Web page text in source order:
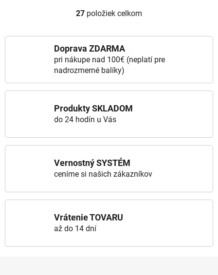
Ovládacie prvky výpisu
27 položiek celkom
Doprava ZDARMA
pri nákupe nad 100€ (neplatí pre
nadrozmerné balíky)
Produkty SKLADOM
do 24 hodín u Vás
Vernostný SYSTÉM
ceníme si našich zákazníkov
Vrátenie TOVARU
až do 14 dní